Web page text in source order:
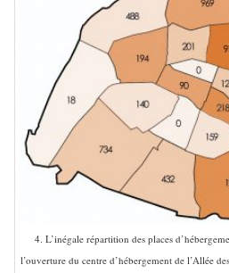
4. L’inégale répartition des places
l’ouverture du centre d’hébergement de l’Allée